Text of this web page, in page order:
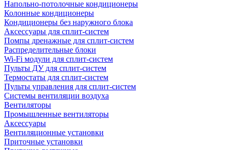
Напольно-потолочные кондиционеры
Колонные кондиционеры
Кондиционеры без наружного блока
Аксессуары для сплит-систем
Помпы дренажные для сплит-систем
Распределительные блоки
Wi-Fi модули для сплит-систем
Пульты ДУ для сплит-систем
Термостаты для сплит-систем
Пульты управления для сплит-систем
Системы вентиляции воздуха
Вентиляторы
Промышленные вентиляторы
Аксессуары
Вентиляционные установки
Приточные установки